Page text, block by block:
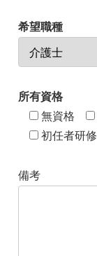
希望職種
所有資格
無資格
初任者研修
備考